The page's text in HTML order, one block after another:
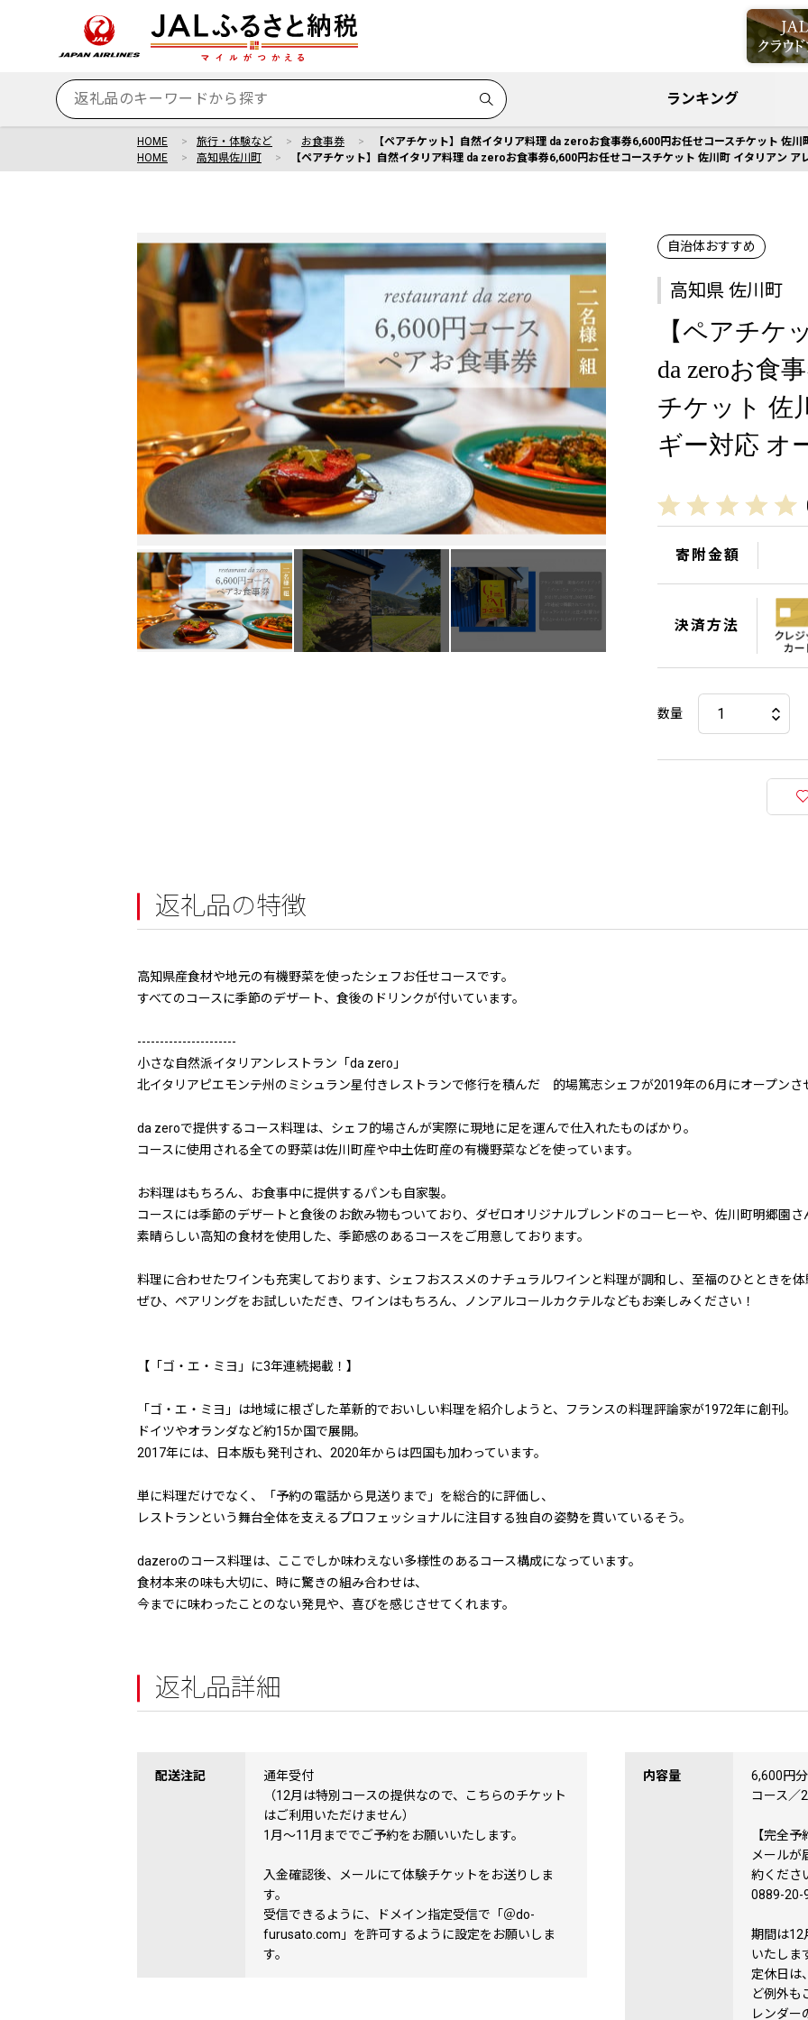
ランキング
HOME 旅行・体験など お食事券
【ペアチケット】自然イタリア料理 da zeroお食事券6,600円お任せコースチケット 佐
HOME
高知県佐川町 【ペアチケット】自然イタリア料理 da zeroお食事券6,600円お任せコースチケット 佐川町 イタリアン ア
自治体おすすめ
高知県 佐川町
【ペアチケ
da zeroお食
チケット 佐
ギー対応 オ
寄附金額
決済方法
数量
返礼品の特徴
高知県産食材や地元の有機野菜を使ったシェフお任せコースです。
すべてのコースに季節のデザート、食後のドリンクが付いています。
----------------------
小さな自然派イタリアンレストラン「da zero」
北イタリアピエモンテ州のミシュラン星付きレストランで修行を積んだ 的場篤志シェフが2019年の6月にオープンさ
da zeroで提供するコース料理は、シェフ的場さんが実際に現地に足を運んで仕入れたものばかり。
コースに使用される全ての野菜は佐川町産や中土佐町産の有機野菜などを使っています。
お料理はもちろん、お食事中に提供するパンも自家製。
コースには季節のデザートと食後のお飲み物もついており、ダゼロオリジナルブレンドのコーヒーや、佐川町明郷園さ
素晴らしい高知の食材を使用した、季節感のあるコースをご用意しております。
料理に合わせたワインも充実しております、シェフおススメのナチュラルワインと料理が調和し、至福のひとときを体
ぜひ、ペアリングをお試しいただき、ワインはもちろん、ノンアルコールカクテルなどもお楽しみください！
【「ゴ・エ・ミヨ」に3年連続掲載！】
「ゴ・エ・ミヨ」は地域に根ざした革新的でおいしい料理を紹介しようと、フランスの料理評論家が1972年に創刊。
ドイツやオランダなど約15か国で展開。
2017年には、日本版も発刊され、2020年からは四国も加わっています。
単に料理だけでなく、「予約の電話から見送りまで」を総合的に評価し、
レストランという舞台全体を支えるプロフェッショナルに注目する独自の姿勢を貫いているそう。
dazeroのコース料理は、ここでしか味わえない多様性のあるコース構成になっています。
食材本来の味も大切に、時に驚きの組み合わせは、
今までに味わったことのない発見や、喜びを感じさせてくれます。
返礼品詳細
配送注記
通年受付
（12月は特別コースの提供なので、こちらのチケット
はご利用いただけません）
1月～11月まででご予約をお願いいたします。
入金確認後、メールにて体験チケットをお送りしま
す。
受信できるように、ドメイン指定受信で「＠do-
furusato.com」を許可するように設定をお願いしま
す。
内容量
6,600円分
コース／
【完全予
メールが
約くださ
0889-20-
期間は12
いたしま
定休日は
ど例外も
レンダー